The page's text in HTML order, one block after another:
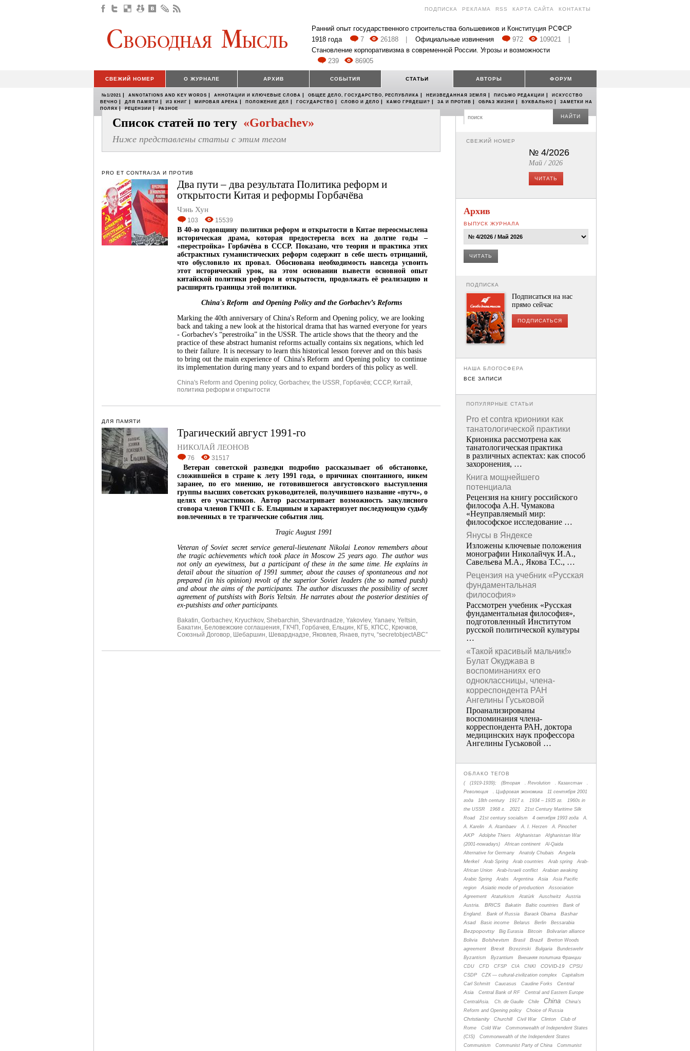
ПОДПИСКА РЕКЛАМА RSS КАРТА САЙТА КОНТАКТЫ
Ранний опыт государственного строительства большевиков и Конституция РСФСР
1918 года
7 26188 Официальные извинения 972 109021
Становление корпоративизма в современной России. Угрозы и возможности
239
86905
СВЕЖИЙ НОМЕР О ЖУРНАЛЕ АРХИВ СОБЫТИЯ СТАТЬИ АВТОРЫ ФОРУМ
№1/2021 | ANNOTATIONS AND KEY WORDS | АННОТАЦИИ И КЛЮЧЕВЫЕ СЛОВА | ОБЩЕЕ ДЕЛО, ГОСУДАРСТВО, РЕСПУБЛИКА | НЕИЗВЕДАННАЯ ЗЕМЛЯ | ПИСЬМО РЕДАКЦИИ |
ИСКУССТВО
ВЕЧНО | ДЛЯ ПАМЯТИ | ИЗ КНИГ | МИРОВАЯ АРЕНА | ПОЛОЖЕНИЕ ДЕЛ | ГОСУДАРСТВО | СЛОВО И ДЕЛО | КАМО ГРЯДЕШИ? | ЗА И ПРОТИВ | ОБРАЗ ЖИЗНИ | БУКВАЛЬНО |
ЗАМЕТКИ НА
ПОЛЯХ | РЕЦЕНЗИИ | РАЗНОЕ
Список статей по тегу «Gorbachev»
Ниже представлены статьи с этим тегом
PRO ET CONTRA/ЗА И ПРОТИВ
Два пути – два результата Политика реформ и
открытости Китая и реформы Горбачёва
Чэнь Хун
103 15539
В 40-ю годовщину политики реформ и открытости в Китае переосмыслена
историческая драма, которая предостерегла всех на долгие годы –
«перестройка» Горбачёва в СССР. Показано, что теория и практика этих
абстрактных гуманистических реформ содержит в себе шесть отрицаний,
что обусловило их провал. Обоснована необходимость навсегда усвоить
этот исторический урок, на этом основании вывести основной опыт
китайской политики реформ и открытости, продолжать её реализацию и
расширять границы этой политики.
China's Reform and Opening Policy and the Gorbachev’s Reforms
Marking the 40th anniversary of China's Reform and Opening policy, we are looking
back and taking a new look at the historical drama that has warned everyone for years
- Gorbachev's “perestroika” in the USSR. The article shows that the theory and the
practice of these abstract humanist reforms actually contains six negations, which led
to their failure. It is necessary to learn this historical lesson forever and on this basis
to bring out the main experience of China's Reform and Opening policy to continue
its implementation during many years and to expand borders of this policy as well.
China's Reform and Opening policy, Gorbachev, the USSR, Горбачёв; СССР, Китай,
политика реформ и открытости
ДЛЯ ПАМЯТИ
Трагический август 1991-го
НИКОЛАЙ ЛЕОНОВ
76 31517
Ветеран советской разведки подробно рассказывает об обстановке,
сложившейся в стране к лету 1991 года, о причинах спонтанного, никем
заранее, по его мнению, не готовившегося августовского выступления
группы высших советских руководителей, получившего название «путч», о
целях его участников. Автор рассматривает возможность закулисного
сговора членов ГКЧП с Б. Ельциным и характеризует последующую судьбу
вовлеченных в те трагические события лиц.
Tragic August 1991
Veteran of Soviet secret service general-lieutenant Nikolai Leonov remembers about
the tragic achievements which took place in Moscow 25 years ago. The author was
not only an eyewitness, but a participant of these in the same time. He explains in
detail about the situation of 1991 summer, about the causes of spontaneous and not
prepared (in his opinion) revolt of the superior Soviet leaders (the so named putsh)
and about the aims of the participants. The author discusses the possibility of secret
agreement of putshists with Boris Yeltsin. He narrates about the posterior destinies of
ex-putshists and other participants.
Bakatin, Gorbachev, Kryuchkov, Shebarchin, Shevardnadze, Yakovlev, Yanaev, Yeltsin,
Бакатин, Беловежские соглашения, ГКЧП , Горбачев, Ельцин, КГБ, КПСС, Крючков,
Союзный Договор, Шебаршин, Шеварднадзе, Яковлев, Янаев, путч, “secretobjectABC”
НАЙТИ
СВЕЖИЙ НОМЕР
№ 4/2026
Май / 2026
ЧИТАТЬ
Архив
ВЫПУСК ЖУРНАЛА
ЧИТАТЬ
ПОДПИСКА
Подписаться на нас
прямо сейчас
ПОДПИСАТЬСЯ
НАША БЛОГОСФЕРА
ВСЕ ЗАПИСИ
ПОПУЛЯРНЫЕ СТАТЬИ
Pro et contra крионики как
танатологической практики
Крионика рассмотрена как
танатологическая практика
в различных аспектах: как способ
захоронения, …
Книга мощнейшего
потенциала
Рецензия на книгу российского
философа А.Н. Чумакова
«Неуправляемый мир:
философское исследование …
Янусы в Яндексе
Изложены ключевые положения
монографии Николайчук И.А.,
Савельева М.А., Якова Т.С., …
Рецензия на учебник «Русская
фундаментальная
философия»
Рассмотрен учебник «Русская
фундаментальная философия»,
подготовленный Институтом
русской политической культуры
…
«Такой красивый мальчик!»
Булат Окуджава в
воспоминаниях его
одноклассницы, члена-
корреспондента РАН
Ангелины Гуськовой
Проанализированы
воспоминания члена­
корреспондента РАН, доктора
медицинских наук профессора
Ангелины Гуськовой …
ОБЛАКО ТЕГОВ
( (1919-1939); (Вторая . Revolution . Казахстан
.
Революция
. Цифровая экономика
11 сентября 2001
года
18th century 1917 г. 1934 – 1935 гг.
1960s in
the USSR
1968 г. 2021
21st Century Maritime Silk
Road
21st century socialism 4 октября 1993 года
A.
A. Karelin
A. Atambaev A. I. Herzen A. Pinochet
AKP Adolphe Thiers Afghanistan
Afghanistan War
(2001-nowadays)
African continent
Al-Qaida
Alternative for Germany
Anatoly Chubais
Angela
Merkel
Arab Spring Arab countries Arab spring
Arab-
African Union
Arab-Israeli conflict
Arabian awaking
Arabic Spring
Arabs Argentina Asia
Asia Pacific
region
Asiatic mode of production
Association
Agreement
Ataturkism Atatürk Auschwitz
Austria
Austria.
BRICS Bakatin Baltic countries
Bank of
England.
Bank of Russia Barack Obama
Bashar
Asad
Basic income Belarus Berlin Bessarabia
Bezpopovtsy Big Eurasia Bitcoin
Bolivarian alliance
Bolivia
Bolshevism Brasil Brazil
Bretton Woods
agreement
Brexit Brzezinski Bulgaria
Bundeswehr
Byzantism
Byzantium
Bнешняя политика Франции
CDU
CFD CFSP CIA CNKI COVID-19
CPSU
CSDP
CZК — cultural-zivilization complex
Capitalism
Carl Schmitt
Caucasus Caudine Forks
Central
Asia
Central Bank of RF
Central and Eastern Europe
CentralAsia.
Ch. de Gaulle Chile China
China's
Reform and Opening policy
Choice of Russia
Christianity Churchill Civil War Clinton
Club of
Rome
Cold War
Commonwealth of Independent States
(CIS)
Commonwealth of the Independent States
Communism
Communist Party of China
Communist